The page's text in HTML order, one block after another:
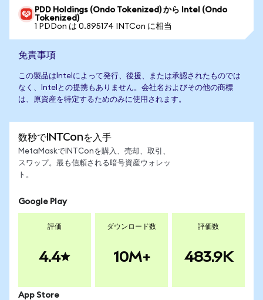
PDD Holdings (Ondo Tokenized) から Intel (Ondo
Tokenized)
1 PDDon は 0.895174 INTCon に相当
免責事項
この製品はIntelによって発行、後援、または承認されたものでは
なく、Intelとの提携もありません。会社名およびその他の商標
は、原資産を特定するためのみに使用されます。
数秒でINTConを入手
MetaMaskでINTConを購入、売却、取引、
スワップ。最も信頼される暗号資産ウォレッ
ト。
Google Play
評価
4.4
ダウンロード数
10M+
評価数
483.9K
App Store